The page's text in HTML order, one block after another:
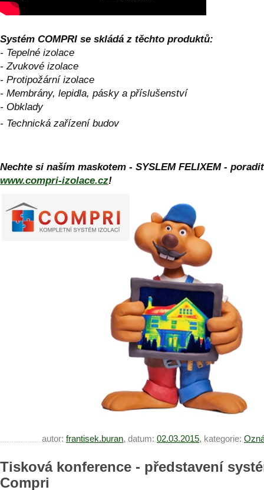
Systém COMPRI se skládá z těchto produktů:
- Tepelné izolace
- Zvukové izolace
- Protipožární izolace
- Membrány, lepidla, pásky a příslušenství
- Obklady
- Technická zařízení budov
Nechte si naším maskotem - SYSLEM FELIXEM -
www.compri-izolace.cz!
autor: frantisek.buran, datum: 02.03.2015, kategorie:
Tisková konference - představení
Compri